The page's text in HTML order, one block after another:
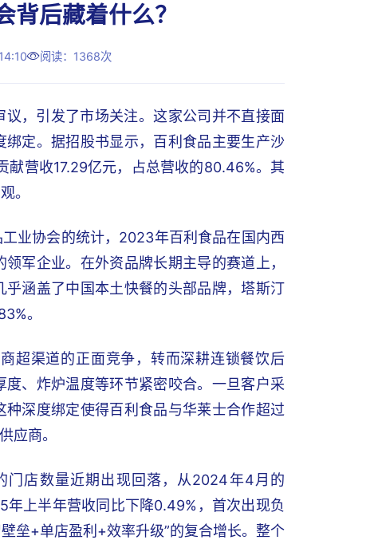
背后藏着什么？
阅读：1368次
，引发了市场关注。这家公司并不直接面
定。据招股书显示，百利食品主要生产沙
营收17.29亿元，占总营收的80.46%。其
。
业协会的统计，2023年百利食品在国内西
军企业。在外资品牌长期主导的赛道上，
涵盖了中国本土快餐的头部品牌，塔斯汀
。
超渠道的正面竞争，转而深耕连锁餐饮后
、炸炉温度等环节紧密咬合。一旦客户采
深度绑定使得百利食品与华莱士合作超过
应商。
门店数量近期出现回落，从2024年4月的
上半年营收同比下降0.49%，首次出现负
垒+单店盈利+效率升级”的复合增长。整个